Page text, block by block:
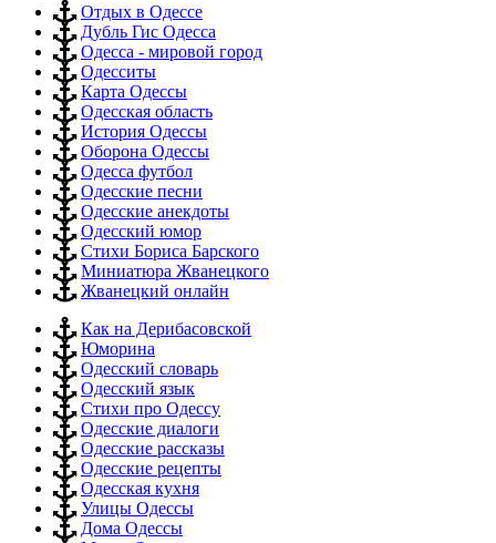
Отдых в Одессе
Дубль Гис Одесса
Одесса - мировой город
Одесситы
Карта Одессы
Одесская область
История Одессы
Оборона Одессы
Одесса футбол
Одесские песни
Одесские анекдоты
Одесский юмор
Стихи Бориса Барского
Миниатюра Жванецкого
Жванецкий онлайн
Как на Дерибасовской
Юморина
Одесский словарь
Одесский язык
Стихи про Одессу
Одесские диалоги
Одесские рассказы
Одесские рецепты
Одесская кухня
Улицы Одессы
Дома Одессы